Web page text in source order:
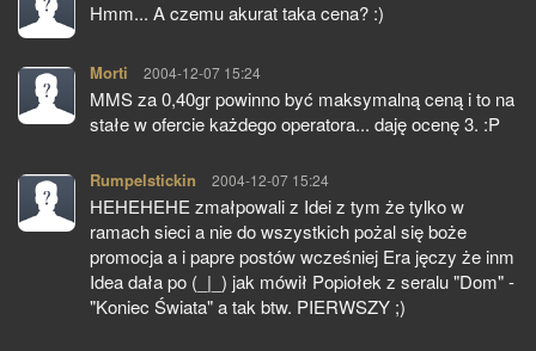
Hmm... A czemu akurat taka cena? :)
Morti pisze:
2004-12-07 15:24
MMS za 0,40gr powinno być maksymalną ceną i to na
stałe w ofercie każdego operatora... daję ocenę 3. :P
Rumpelstickin pisze:
2004-12-07 15:24
HEHEHEHE zmałpowali z Idei z tym że tylko w
ramach sieci a nie do wszystkich pożal się boże
promocja a i papre postów wcześniej Era jęczy że inm
Idea dała po (_|_) jak mówił Popiołek z seralu "Dom" -
"Koniec Świata" a tak btw. PIERWSZY ;)